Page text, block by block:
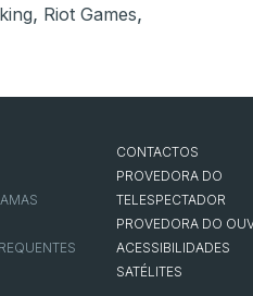
, Riot Games,
CONTACTOS
PROVEDORA DO
TELESPECTADOR
PROVEDORA DO
ACESSIBILIDADES
SATÉLITES